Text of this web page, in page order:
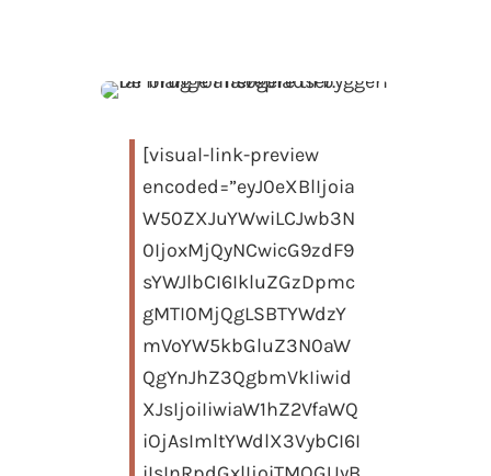
[visual-link-preview
encoded=”eyJ0eXBlIjoia
W50ZXJuYWwiLCJwb3N
0IjoxMjQyNCwicG9zdF9
sYWJlbCI6IkluZGzDpmc
gMTI0MjQgLSBTYWdzY
mVoYW5kbGluZ3N0aW
QgYnJhZ3QgbmVkIiwid
XJsIjoiIiwiaW1hZ2VfaWQ
iOjAsImltYWdlX3VybCI6I